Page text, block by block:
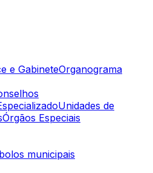
e GabineteOrganograma
Unidades de
Órgãos Especiais
municipais